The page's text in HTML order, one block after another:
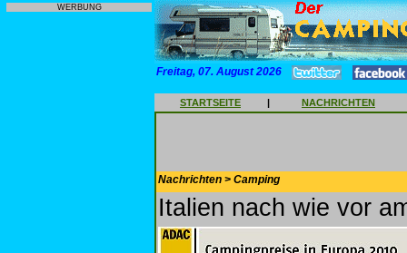
WERBUNG
Freitag, 07. August 2026
STARTSEITE | NACHRICHTEN
Nachrichten > Camping
Italien nach wie vor